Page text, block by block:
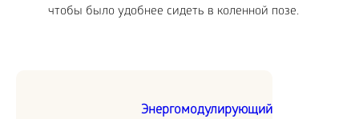
чтобы было удобнее сидеть в коленной позе.
Энергомодулирующий